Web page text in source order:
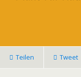
Teilen Tweet